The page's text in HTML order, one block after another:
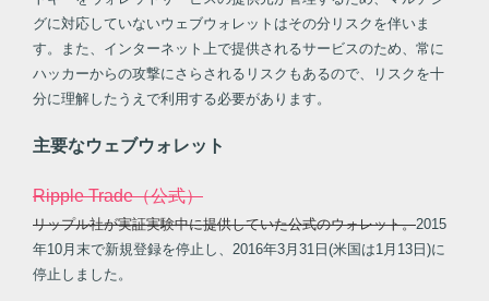
グに対応していないウェブウォレットはその分リスクを伴いま
す。また、インターネット上で提供されるサービスのため、常に
ハッカーからの攻撃にさらされるリスクもあるので、リスクを十
分に理解したうえで利用する必要があります。
主要なウェブウォレット
Ripple Trade（公式）
リップル社が実証実験中に提供していた公式のウォレット。2015
年10月末で新規登録を停止し、2016年3月31日(米国は1月13日)に
停止しました。